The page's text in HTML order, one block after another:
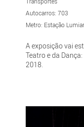
Autocarros: 703
Metro: Estação
A exposição vai
Teatro e da
2018.